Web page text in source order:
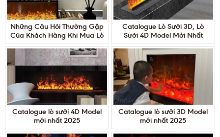
Những Câu Hỏi Thường Gặp
Của Khách Hàng Khi Mua Lò
Sưởi 3D, 4D
Catalogue Lò Sưởi 3D, Lò
Sưởi 4D Model Mới Nhất
2025
Catalogue lò sưởi 4D Model
mới nhất 2025
Catalogue lò sưởi 3D Model
mới nhất 2025